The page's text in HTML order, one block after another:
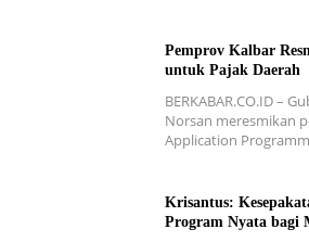
Pemprov Kalbar
untuk Pajak Daerah
BERKABAR.CO.ID –
Norsan meresmikan
Application
Krisantus:
Program Nyata bagi